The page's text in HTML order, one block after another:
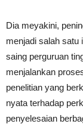
Dia meyakini,
menjadi salah satu
saing perguruan
menjalankan
penelitian yang
nyata terhadap
penyelesaian